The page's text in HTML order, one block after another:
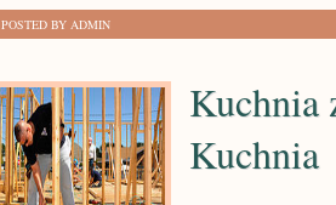
POSTED BY ADMIN
Kuchnia
Kuchnia